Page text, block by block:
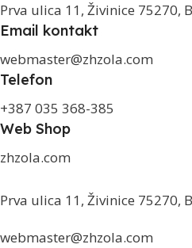
Prva ulica 11, Živinice 75270,
Email kontakt
webmaster@zhzola.com
Telefon
+387 035 368-385
Web Shop
zhzola.com
Prva ulica 11, Živinice 75270,
webmaster@zhzola.com